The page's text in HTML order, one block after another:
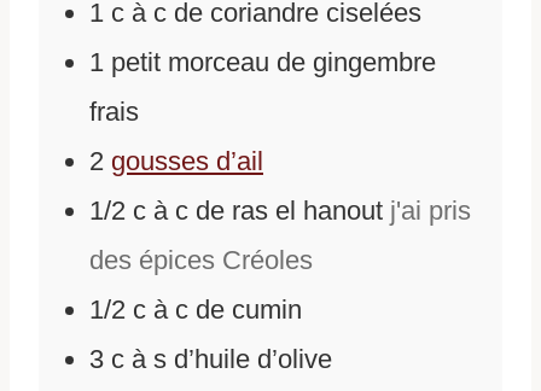
1 c à c de coriandre ciselées
1 petit morceau de gingembre
frais
2 gousses d’ail
1/2 c à c de ras el hanout j'ai pris
des épices Créoles
1/2 c à c de cumin
3 c à s d’huile d’olive